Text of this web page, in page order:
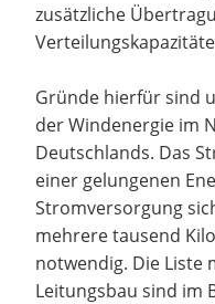
zusätzliche
Gründe hierfür sind
der Windenergie im
Deutschlands. Das
einer gelungenen
Stromversorgung
mehrere tausend
notwendig. Die Liste
Leitungsbau sind im